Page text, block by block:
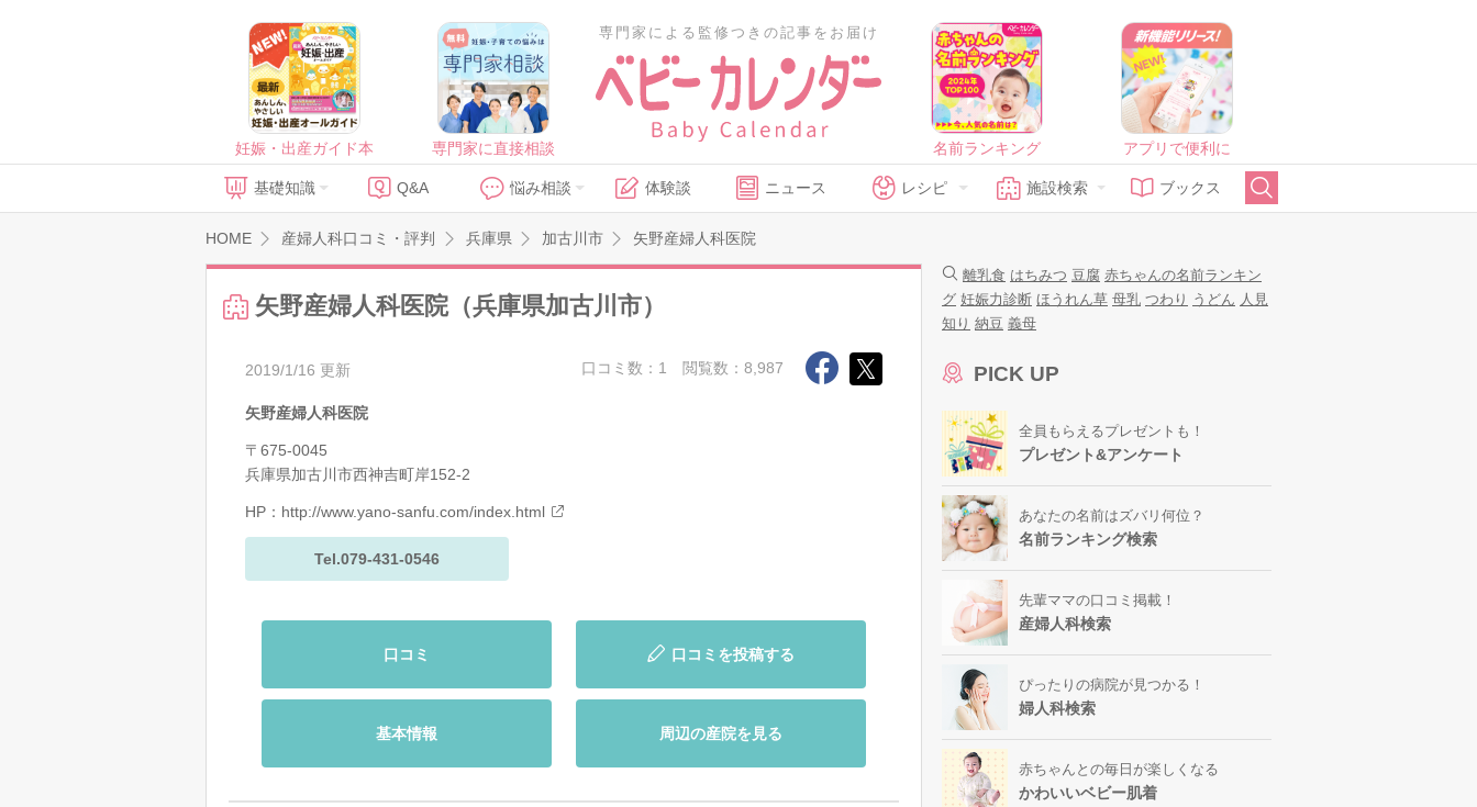
妊娠・出産ガイド本 専門家に直接相談
専門家による監修つきの記事をお届け
名前ランキング アプリで便利に
基礎知識 Q&A 悩み相談 体験談 ニュース レシピ 施設検索 ブックス
HOME 産婦人科口コミ・評判 兵庫県 加古川市 矢野産婦人科医院
矢野産婦人科医院（兵庫県加古川市）
2019/1/16 更新 口コミ数：1 閲覧数：8,987
矢野産婦人科医院
〒675-0045
兵庫県加古川市西神吉町岸152-2
HP： http://www.yano-sanfu.com/index.html
Tel.079-431-0546
口コミ 口コミを投稿する
基本情報 周辺の産院を見る
離乳食 はちみつ 豆腐 赤ちゃんの名前ランキン
グ 妊娠力診断 ほうれん草 母乳 つわり うどん 人見
知り 納豆 義母
PICK UP
全員もらえるプレゼントも！
プレゼント&アンケート
あなたの名前はズバリ何位？
名前ランキング検索
先輩ママの口コミ掲載！
産婦人科検索
ぴったりの病院が見つかる！
婦人科検索
赤ちゃんとの毎日が楽しくなる
かわいいベビー肌着